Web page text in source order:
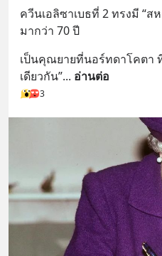
ควีนเอลิซาเบธที่ 2 ทรงมี “ส
มากว่า 70 ปี
เป็นคุณยายที่นอร์ทดาโคตา
เดียวกัน”... อ่านต่อ
3